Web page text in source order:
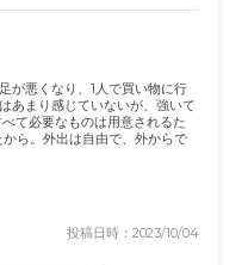
が悪くなり、1人で買い物に行
あまり感じていないが、強いて
て必要なものは用意されるた
ら。外出は自由で、外からで
投稿日時：2023/10/04